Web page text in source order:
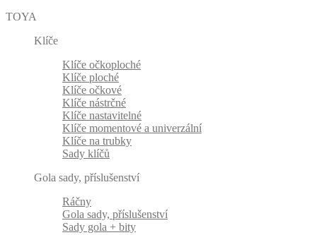
TOYA
Klíče
Klíče očkoploché
Klíče ploché
Klíče očkové
Klíče nástrčné
Klíče nastavitelné
Klíče momentové a univerzální
Klíče na trubky
Sady klíčů
Gola sady, příslušenství
Ráčny
Gola sady, příslušenství
Sady gola + bity